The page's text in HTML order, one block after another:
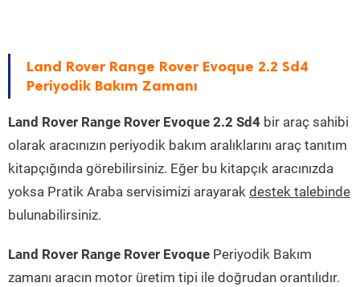
Land Rover Range Rover Evoque 2.2 Sd4
Periyodik Bakım Zamanı
Land Rover Range Rover Evoque 2.2 Sd4 bir araç sahibi
olarak aracınızın periyodik bakım aralıklarını araç tanıtım
kitapçığında görebilirsiniz. Eğer bu kitapçık aracınızda
yoksa Pratik Araba servisimizi arayarak destek talebinde
bulunabilirsiniz.
Land Rover Range Rover Evoque Periyodik Bakım
zamanı aracın motor üretim tipi ile doğrudan orantılıdır.